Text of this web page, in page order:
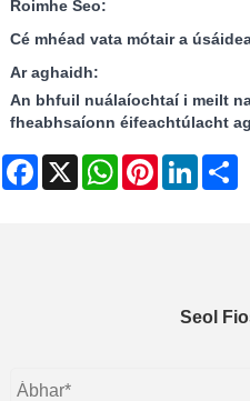
Roimhe Seo:
Cé mhéad vata mótair a
Ar aghaidh:
An bhfuil nuálaíochtaí i meilt
fheabhsaíonn éifeachtúlacht
Facebook
X WhatsAppPinterestLinkedIn
Seol